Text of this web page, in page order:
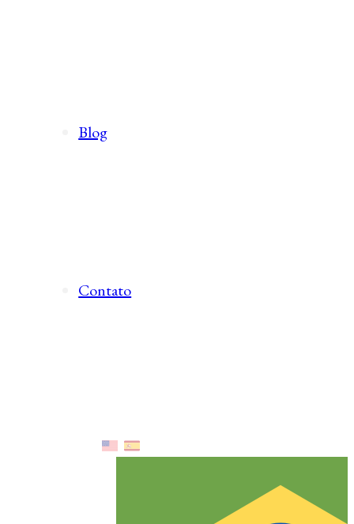
Blog
Contato